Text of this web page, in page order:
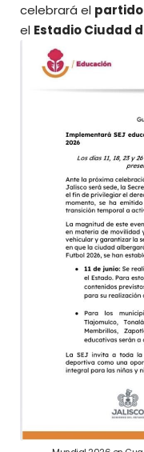
celebrará el
el Estadio Ciudad